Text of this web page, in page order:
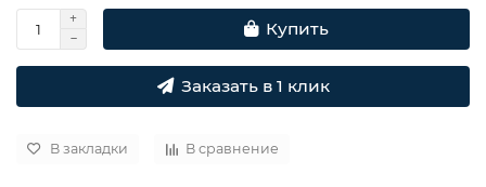
Купить
Заказать в 1 клик
В закладки В сравнение